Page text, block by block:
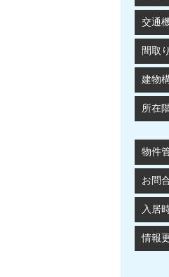
交通
間取
建物
所在
物件
お問
入居
情報